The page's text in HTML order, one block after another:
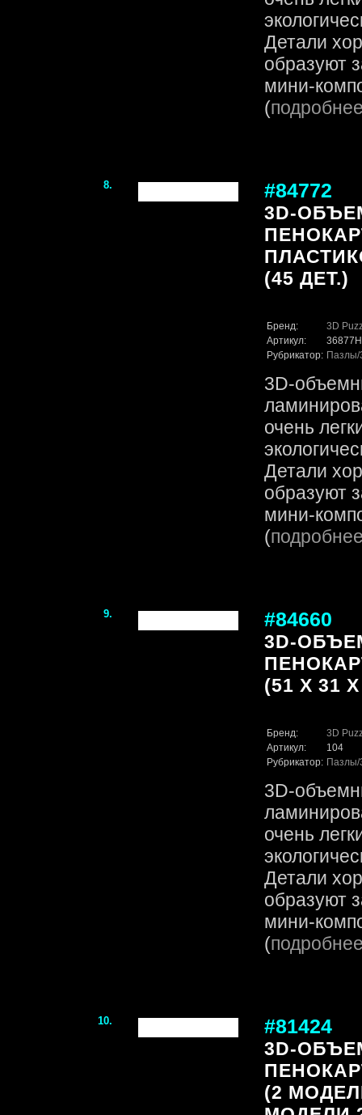
Детали
образуют
мини-
(
8. #84772
3D-
(45 ДЕТ.)
Бренд:
3D
Артикул:
Рубрикатор: Пазлы/
3D-
очень
Детали
образуют
мини-
(
9. #84660
3D-
(51 X 31
Бренд:
3D
Артикул:
104
Рубрикатор: Пазлы/
3D-
очень
Детали
образуют
мини-
(
10. #81424
3D-
(2